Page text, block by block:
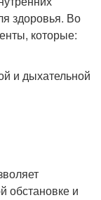
здоровья. Во
которые:
и дыхательной
обстановке и